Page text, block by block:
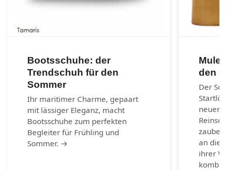
Bootsschuhe: der
Trendschuh für den
Sommer
Ihr maritimer Charme, gepaart
mit lässiger Eleganz, macht
Bootsschuhe zum perfekten
Begleiter für Frühling und
Sommer. →
den
Der
neuen
an die
ihrer